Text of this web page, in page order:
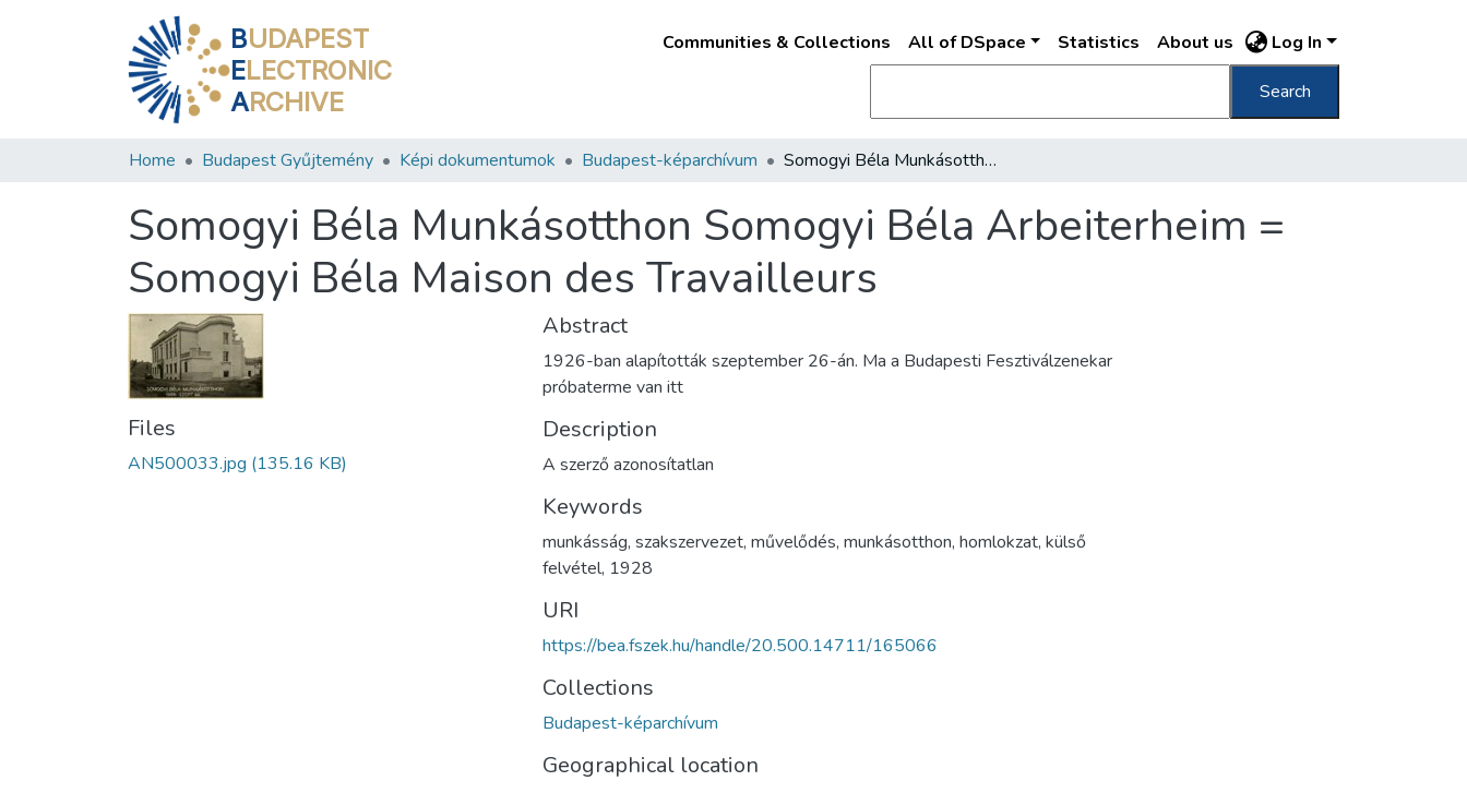
BUDAPEST
ELECTRONIC
ARCHIVE
Communities & Collections All of DSpace Statistics About us Log In
Search
Home Budapest Gyűjtemény Képi dokumentumok Budapest-képarchívum Somogyi Béla Munkásotthon Somogyi Béla Arbeiterheim = Somogyi Béla Maison des Travailleurs
Somogyi Béla Munkásotthon Somogyi Béla Arbeiterheim =
Somogyi Béla Maison des Travailleurs
Files
AN500033.jpg (135.16 KB)
Abstract
1926-ban alapították szeptember 26-án. Ma a Budapesti Fesztiválzenekar
próbaterme van itt
Description
A szerző azonosítatlan
Keywords
munkásság, szakszervezet, művelődés, munkásotthon, homlokzat, külső
felvétel, 1928
URI
https://bea.fszek.hu/handle/20.500.14711/165066
Collections
Budapest-képarchívum
Geographical location